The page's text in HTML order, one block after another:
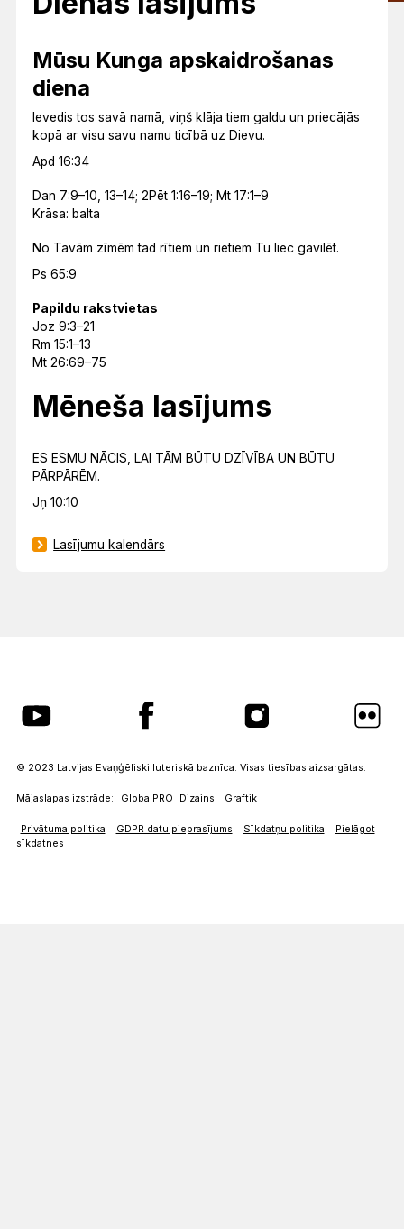
Mūsu Kunga apskaidrošanas
diena
Ievedis tos savā namā, viņš klāja tiem galdu un priecājās
kopā ar visu savu namu ticībā uz Dievu.
Apd 16:34
Dan 7:9–10, 13–14; 2Pēt 1:16–19; Mt 17:1–9
Krāsa: balta
No Tavām zīmēm tad rītiem un rietiem Tu liec gavilēt.
Ps 65:9
Papildu rakstvietas
Joz 9:3–21
Rm 15:1–13
Mt 26:69–75
Mēneša lasījums
ES ESMU NĀCIS, LAI TĀM BŪTU DZĪVĪBA UN BŪTU
PĀRPĀRĒM.
Jņ 10:10
Lasījumu kalendārs
© 2023 Latvijas Evaņģēliski luteriskā baznīca. Visas tiesības aizsargātas.
Mājaslapas izstrāde: GlobalPRO Dizains: Graftik
Privātuma politika GDPR datu pieprasījums Sīkdatņu politika
Pielāgot
sīkdatnes